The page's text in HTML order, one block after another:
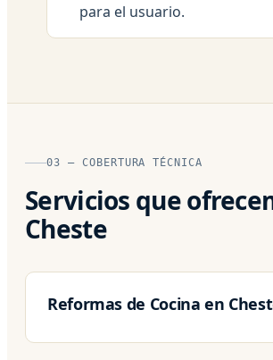
para el usuario.
03 — COBERTURA TÉCNICA
Servicios que
Cheste
Reformas de Cocina en